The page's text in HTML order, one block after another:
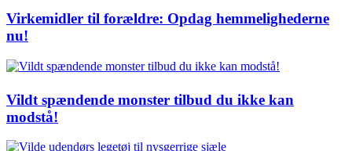
Virkemidler til forældre: Opdag hemmelighederne
nu!
Vildt spændende monster tilbud du ikke kan
modstå!